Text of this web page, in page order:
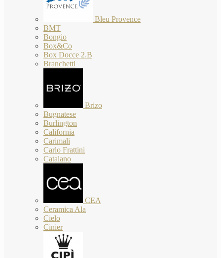
Bleu Provence
BMT
Bongio
Box&Co
Box Docce 2.B
Branchetti
Brizo
Bugnatese
Burlington
California
Carimali
Carlo Frattini
Catalano
CEA
Ceramica Ala
Cielo
Cinier